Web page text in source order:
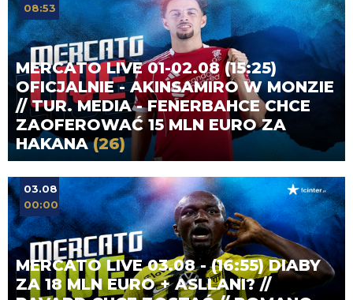
MERCATO LIVE 01-02.08 (15:25)
OFICJALNIE - AKINSAMIRO W MONZIE
// TUR. MEDIA - FENERBAHCE CHCE
ZAOFEROWAĆ 15 MLN EURO ZA
HAKANA(26)
08:53
MERCATO LIVE 03.08 - (16:55) DIABY
ZA 18 MLN EURO + ASLLANI? //
03.08
00:00